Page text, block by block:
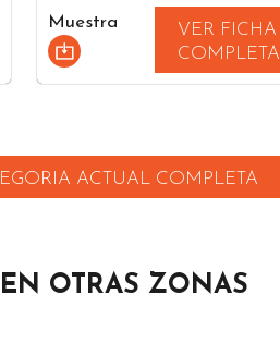
Muestra
VER FICHA
COMPLETA
ACTUAL COMPLETA
OTRAS ZONAS